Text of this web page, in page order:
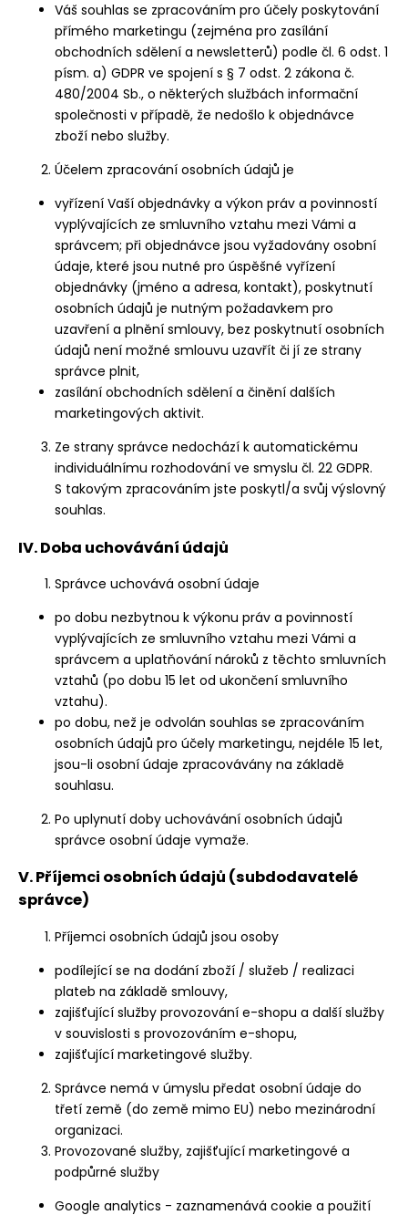
Váš souhlas se zpracováním pro účely poskytování
přímého marketingu (zejména pro zasílání
obchodních sdělení a newsletterů) podle čl. 6 odst. 1
písm. a) GDPR ve spojení s § 7 odst. 2 zákona č.
480/2004 Sb., o některých službách informační
společnosti v případě, že nedošlo k objednávce
zboží nebo služby.
Účelem zpracování osobních údajů je
vyřízení Vaší objednávky a výkon práv a povinností
vyplývajících ze smluvního vztahu mezi Vámi a
správcem; při objednávce jsou vyžadovány osobní
údaje, které jsou nutné pro úspěšné vyřízení
objednávky (jméno a adresa, kontakt), poskytnutí
osobních údajů je nutným požadavkem pro
uzavření a plnění smlouvy, bez poskytnutí osobních
údajů není možné smlouvu uzavřít či jí ze strany
správce plnit,
zasílání obchodních sdělení a činění dalších
marketingových aktivit.
Ze strany správce nedochází k automatickému
individuálnímu rozhodování ve smyslu čl. 22 GDPR.
S takovým zpracováním jste poskytl/a svůj výslovný
souhlas.
IV. Doba uchovávání údajů
Správce uchovává osobní údaje
po dobu nezbytnou k výkonu práv a povinností
vyplývajících ze smluvního vztahu mezi Vámi a
správcem a uplatňování nároků z těchto smluvních
vztahů (po dobu 15 let od ukončení smluvního
vztahu).
po dobu, než je odvolán souhlas se zpracováním
osobních údajů pro účely marketingu, nejdéle 15 let,
jsou-li osobní údaje zpracovávány na základě
souhlasu.
Po uplynutí doby uchovávání osobních údajů
správce osobní údaje vymaže.
V. Příjemci osobních údajů (subdodavatelé
správce)
Příjemci osobních údajů jsou osoby
podílející se na dodání zboží / služeb / realizaci
plateb na základě smlouvy,
zajišťující služby provozování e-shopu a další služby
v souvislosti s provozováním e-shopu,
zajišťující marketingové služby.
Správce nemá v úmyslu předat osobní údaje do
třetí země (do země mimo EU) nebo mezinárodní
organizaci.
Provozované služby, zajišťující marketingové a
podpůrné služby
Google analytics - zaznamenává cookie a použití